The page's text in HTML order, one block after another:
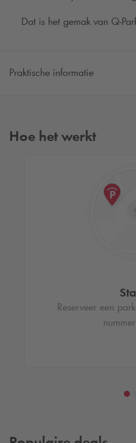
Dat is het gemak van Q-
Praktische informatie
Hoe het werkt
Reserveer een